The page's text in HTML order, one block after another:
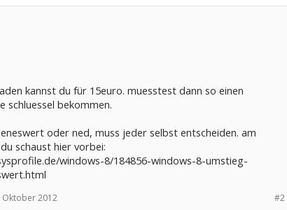
kannst du für 15euro. muesstest dann so einen
schluessel bekommen.
oder ned, muss jeder selbst entscheiden. am
schaust hier vorbei:
windows-8/184856-windows-8-umstieg-
#2
Oktober 2012